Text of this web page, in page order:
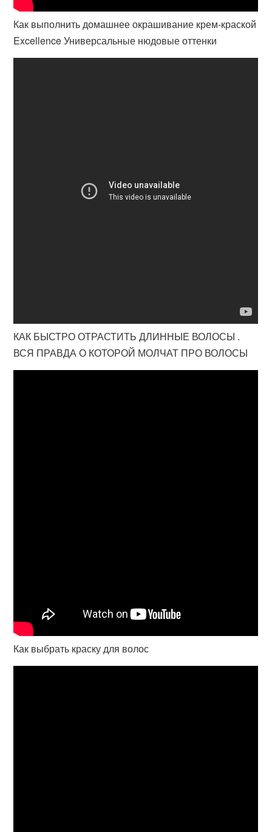
Как выполнить домашнее окрашивание крем-краской
Excellence Универсальные нюдовые оттенки
КАК БЫСТРО ОТРАСТИТЬ ДЛИННЫЕ ВОЛОСЫ .
ВСЯ ПРАВДА О КОТОРОЙ МОЛЧАТ ПРО ВОЛОСЫ
Как выбрать краску для волос